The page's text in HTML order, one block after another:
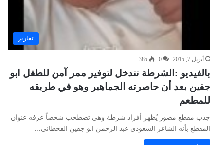
تقارير
أبريل 7, 2015 0
385
بالفيديو :الشرطة تتدخل لتوفير ممر آمن للطفل ابو
جفين بعد أن حاصرته الجماهير وهو في طريقه
للمطعم
جذب مقطع مصور يُظهر أفراد شرطة وهي تصطحب شخصاً عرفه عنوان
المقطع بأنه الشاعر السعودي عبد الرحمن ابو جفين القحطاني…